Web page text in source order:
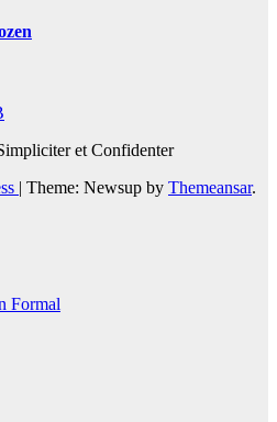
et Confidenter
| Theme: Newsup by Themeansar.
Formal